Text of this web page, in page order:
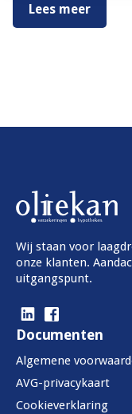
Lees meer
Wij staan voor
onze klanten.
uitgangspunt.

Documenten
Algemene
AVG-privacykaart
Cookieverklaring